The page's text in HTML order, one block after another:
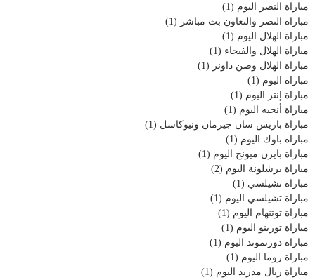
مباراة النصر اليوم (1)
مباراة النصر والتعاون بث مباشر (1)
مباراة الهلال اليوم (1)
مباراة الهلال والفيحاء (1)
مباراة الهلال وصن داونز (1)
مباراة اليوم (1)
مباراة إنتر اليوم (1)
مباراة أنجيه اليوم (1)
مباراة باريس سان جيرمان ونيوكاسل (1)
مباراة باوك اليوم (1)
مباراة بايرن ميونخ اليوم (1)
مباراة برشلونة اليوم (2)
مباراة تشيلسي (1)
مباراة تشيلسي اليوم (1)
مباراة توتنهام اليوم (1)
مباراة تورينو اليوم (1)
مباراة دورتموند اليوم (1)
مباراة روما اليوم (1)
مباراة ريال مدريد اليوم (1)